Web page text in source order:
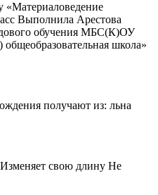
«Материаловедение
Выполнила Арестова
обучения МБС(К)ОУ
школа»
получают из: льна
свою длину Не